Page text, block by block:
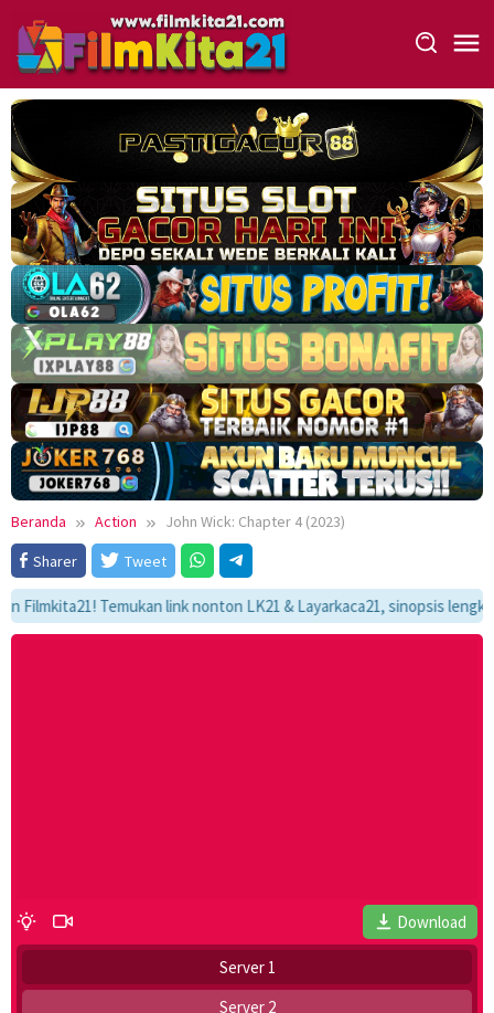
konten
Beranda Action
John Wick: Chapter 4 (2023)
Sharer
Tweet
Temukan link nonton LK21 & Layarkaca21, sinopsis
Download
Server 1
Server 2